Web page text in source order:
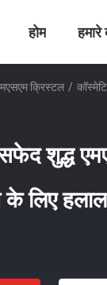
होम हमारे
क्रिस्टल /
शुद्ध
लिए हलाल